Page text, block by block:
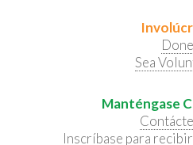
Done
Sea
Manténgase
Inscríbase para